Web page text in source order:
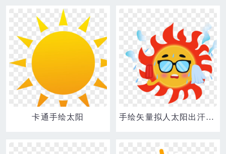
卡通手绘太阳 手绘矢量拟人太阳出汗元素